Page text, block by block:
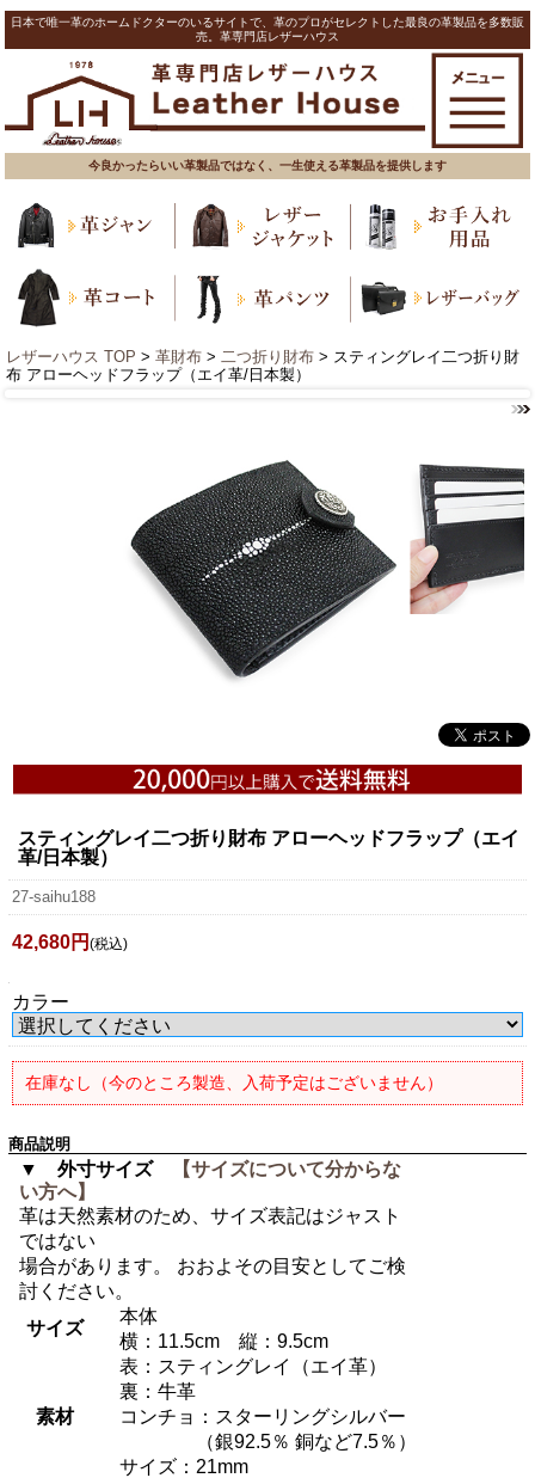
日本で唯一革のホームドクターのいるサイトで、革のプロがセレクトした最良の革製品を多数販
売。革専門店レザーハウス
今良かったらいい革製品ではなく、一生使える革製品を提供します
レザーハウス TOP > 革財布 > 二つ折り財布 > スティングレイ二つ折り財
布 アローヘッドフラップ（エイ革/日本製）
スティングレイ二つ折り財布 アローヘッドフラップ（エイ
革/日本製）
27-saihu188
42,680円 (税込)
カラー
在庫なし（今のところ製造、入荷予定はございません）
商品説明
▼ 外寸サイズ
【サイズについて分からな
い方へ】
革は天然素材のため、サイズ表記はジャスト
ではない
場合があります。 おおよその目安としてご検
討ください。
サイズ
本体
横：11.5cm 縦：9.5cm
素材
表：スティングレイ（エイ革）
裏：牛革
コンチョ：スターリングシルバー
（銀92.5％ 銅など7.5％）
サイズ：21mm